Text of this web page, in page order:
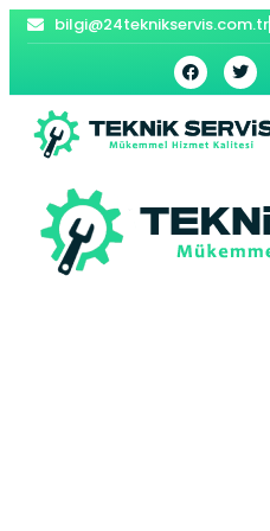
bilgi@24teknikservis.com.tr